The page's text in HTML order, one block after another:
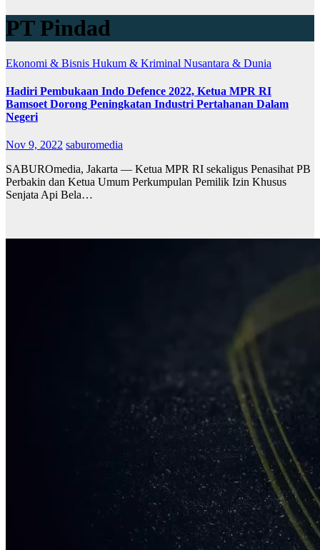
PT Pindad
Ekonomi & Bisnis Hukum & Kriminal Nusantara & Dunia
Hadiri Pembukaan Indo Defence 2022, Ketua MPR RI
Bamsoet Dorong Peningkatan Industri Pertahanan Dalam
Negeri
Nov 9, 2022 saburomedia
SABUROmedia, Jakarta — Ketua MPR RI sekaligus Penasihat PB
Perbakin dan Ketua Umum Perkumpulan Pemilik Izin Khusus
Senjata Api Bela…